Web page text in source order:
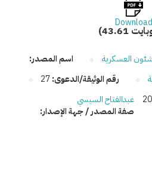
Download
العسكرية
رقم الوثيقة/الدعوى:27
اسم المصدر:
عبدالفتاح السيسي
صفة المصدر / جهة الإصدار: